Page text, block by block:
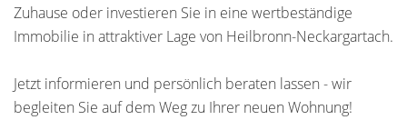
Zuhause oder investieren Sie in eine wertbeständige
Immobilie in attraktiver Lage von Heilbronn-Neckargartach.
Jetzt informieren und persönlich beraten lassen - wir
begleiten Sie auf dem Weg zu Ihrer neuen Wohnung!